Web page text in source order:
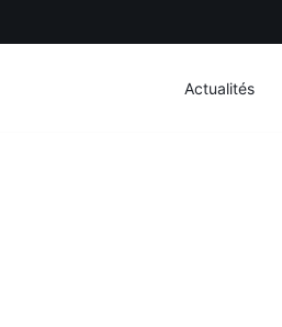
Actualités